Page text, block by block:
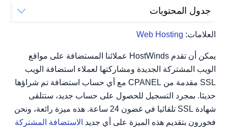
العلامات: Web Hosting
جدول المحتويات
سلبيات AutoSSL
يمكن أن تقدم HostWinds عملائنا المستضافة على مواقع
الويب المشتركة الجديدة ومشاركتها لعملاء استضافة الويب
SSL مقدمة من CPANEL مع أي حساب استضافة تم شراؤها
حديثا. بمجرد التسجيل للحصول على حساب جديد، ستتلقى
شهادة SSL تلقائيا في غضون 24 ساعة. هذه ميزة رائعة، ونحن
فخورون بتقديم هذه الميزة على أي جديد الاستضافة المشتركة